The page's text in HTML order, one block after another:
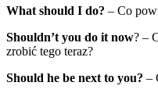
What should I do? – Co
Shouldn’t you do it now? –
zrobić tego teraz?
Should he be next to you? –